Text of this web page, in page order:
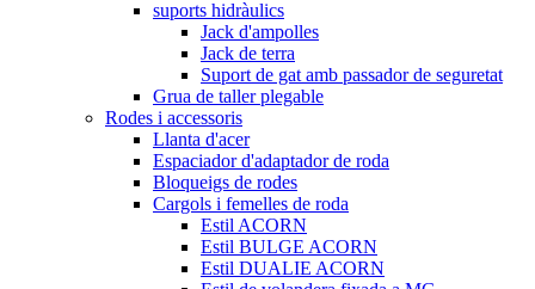
suports hidràulics
Jack d'ampolles
Jack de terra
Suport de gat amb passador de seguretat
Grua de taller plegable
Rodes i accessoris
Llanta d'acer
Espaciador d'adaptador de roda
Bloqueigs de rodes
Cargols i femelles de roda
Estil ACORN
Estil BULGE ACORN
Estil DUALIE ACORN